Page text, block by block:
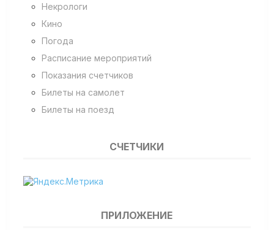
Некрологи
Кино
Погода
Расписание мероприятий
Показания счетчиков
Билеты на самолет
Билеты на поезд
СЧЕТЧИКИ
ПРИЛОЖЕНИЕ